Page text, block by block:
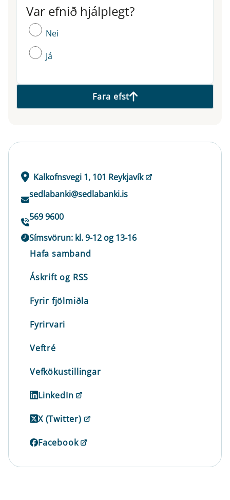
Var efnið hjálplegt?
Var efnið hjálplegt?
Nei
Já
Fara efst
Kalkofnsvegi 1, 101 Reykjavík
sedlabanki@sedlabanki.is
569 9600
Símsvörun: kl. 9-12 og 13-16
Hafa samband
Áskrift og RSS
Fyrir fjölmiðla
Fyrirvari
Veftré
Vefkökustillingar
LinkedIn
X (Twitter)
Facebook